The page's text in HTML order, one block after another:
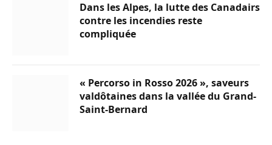
Dans les Alpes, la lutte des Canadairs
contre les incendies reste
compliquée
« Percorso in Rosso 2026 », saveurs
valdôtaines dans la vallée du Grand-
Saint-Bernard